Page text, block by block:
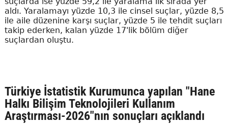
aldı. Yaralamayı yüzde 10,3 ile cinsel suçlar, yüzde 8,5
ile aile düzenine karşı suçlar, yüzde 5 ile tehdit suçları
takip ederken, kalan yüzde 17'lik bölüm diğer
suçlardan oluştu.
Türkiye İstatistik Kurumunca yapılan "Hane
Halkı Bilişim Teknolojileri Kullanım
Araştırması-2026"nın sonuçları açıklandı